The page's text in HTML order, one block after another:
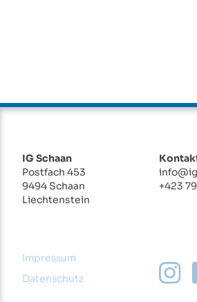
IG Schaan
Postfach 453
9494 Schaan
Liechtenstein
+423
Impressum
Datenschutz